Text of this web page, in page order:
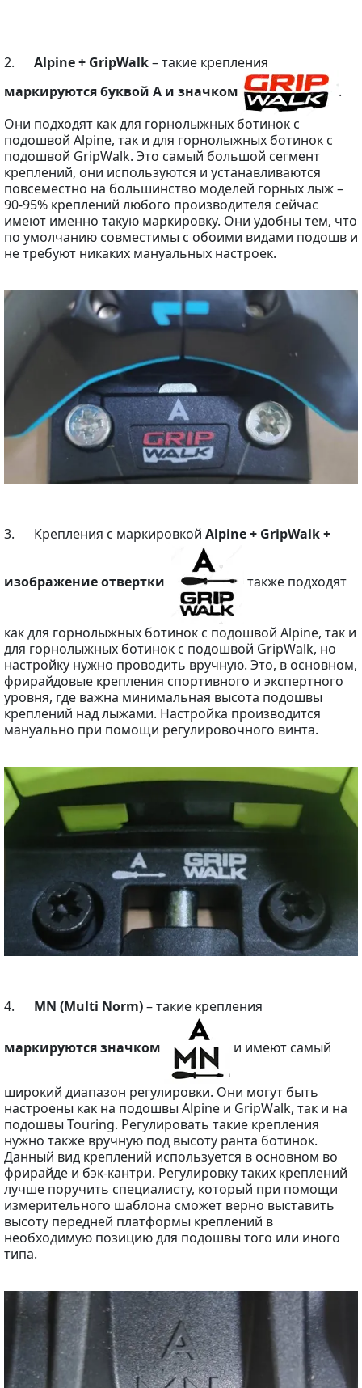
2. Alpine + GripWalk– такие крепления
маркируются буквой A и значком
.
Они подходят как для горнолыжных ботинок с
подошвой Alpine, так и для горнолыжных ботинок с
подошвой GripWalk. Это самый большой сегмент
креплений, они используются и устанавливаются
повсеместно на большинство моделей горных лыж –
90-95% креплений любого производителя сейчас
имеют именно такую маркировку. Они удобны тем, что
по умолчанию совместимы с обоими видами подошв и
не требуют никаких мануальных настроек.
3. Крепления с маркировкой Alpine + GripWalk +
изображение отвертки также подходят
как для горнолыжных ботинок с подошвой Alpine, так и
для горнолыжных ботинок с подошвой GripWalk, но
настройку нужно проводить вручную. Это, в основном,
фрирайдовые крепления спортивного и экспертного
уровня, где важна минимальная высота подошвы
креплений над лыжами. Настройка производится
мануально при помощи регулировочного винта.
4. MN (Multi Norm)– такие крепления
маркируются значком и имеют самый
широкий диапазон регулировки. Они могут быть
настроены как на подошвы Alpine и GripWalk, так и на
подошвы Touring. Регулировать такие крепления
нужно также вручную под высоту ранта ботинок.
Данный вид креплений используется в основном во
фрирайде и бэк-кантри. Регулировку таких креплений
лучше поручить специалисту, который при помощи
измерительного шаблона сможет верно выставить
высоту передней платформы креплений в
необходимую позицию для подошвы того или иного
типа.